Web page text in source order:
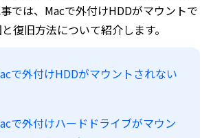
では、Macで外付けHDDがマウントで
復旧方法について紹介します。
で外付けHDDがマウントされない
で外付けハードドライブがマウン